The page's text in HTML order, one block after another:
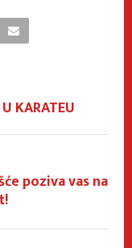
KARATEU
poziva vas na